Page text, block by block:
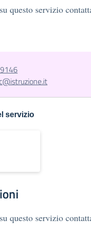
questo servizio
servizio
questo servizio